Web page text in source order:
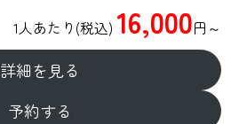
1人あたり(税込) 16,000円～​
詳細を見る
予約する